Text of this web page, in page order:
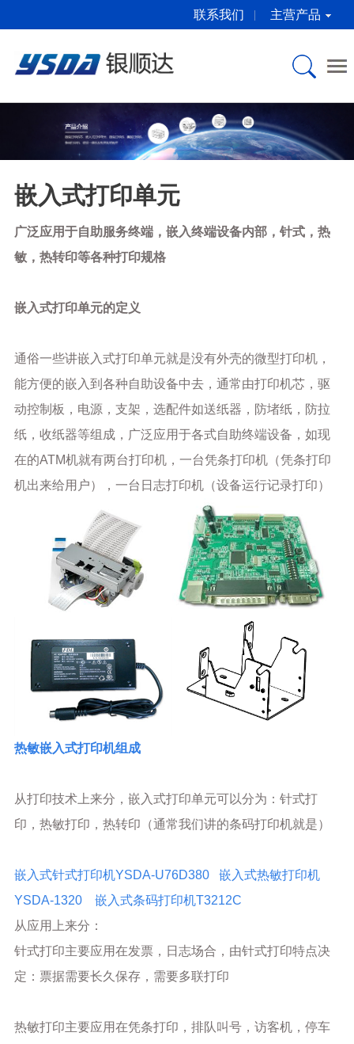
主营产品
联系我们
企业文化
合作伙伴
荣誉证书
嵌入式打印单元
微型打印机芯
打印解决方案
嵌入式打印单元
打印解决方案
彩色标签打印机
行业动态
打印机常识
下载中心
嵌入式打印单元
广泛应用于自助服务终端，嵌入终端设备内部，针式，热
敏，热转印等各种打印规格
嵌入式打印单元的定义
通俗一些讲嵌入式打印单元就是没有外壳的微型打印机，
能方便的嵌入到各种自助设备中去，通常由打印机芯，驱
动控制板，电源，支架，选配件如送纸器，防堵纸，防拉
纸，收纸器等组成，广泛应用于各式自助终端设备，如现
在的ATM机就有两台打印机，一台凭条打印机（凭条打印
机出来给用户），一台日志打印机（设备运行记录打印）
热敏嵌入式打印机组成
从打印技术上来分，嵌入式打印单元可以分为：针式打
印，热敏打印，热转印（通常我们讲的条码打印机就是）
嵌入式针式打印机YSDA-U76D380
嵌入式热敏打印机
YSDA-1320
嵌入式条码打印机T3212C
从应用上来分：
针式打印主要应用在发票，日志场合，由针式打印特点决
定：票据需要长久保存，需要多联打印
热敏打印主要应用在凭条打印，排队叫号，访客机，停车